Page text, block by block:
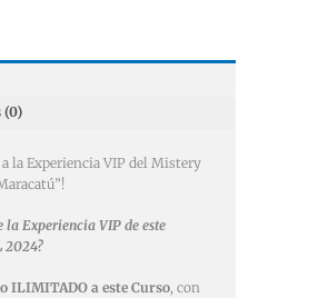
(0)
a la Experiencia VIP del Mistery
la Experiencia VIP de este
2024?
ILIMITADO a este Curso, con